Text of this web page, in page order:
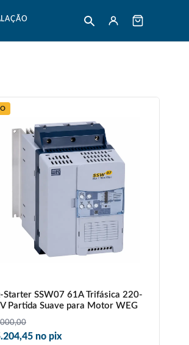
Starter SSW07 61A Trifásica 220-
Partida Suave para Motor WEG
no pix